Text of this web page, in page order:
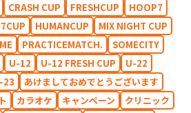
CRASH CUP FRESHCUP
HOOP7
HUMANCUP
MIX NIGHT CUP
PRACTICEMATCH.
SOMECITY
U-12 U-12 FRESH CUP
U-22
23
あけましておめでとうございます
カラオケ キャンペーン
クリニック